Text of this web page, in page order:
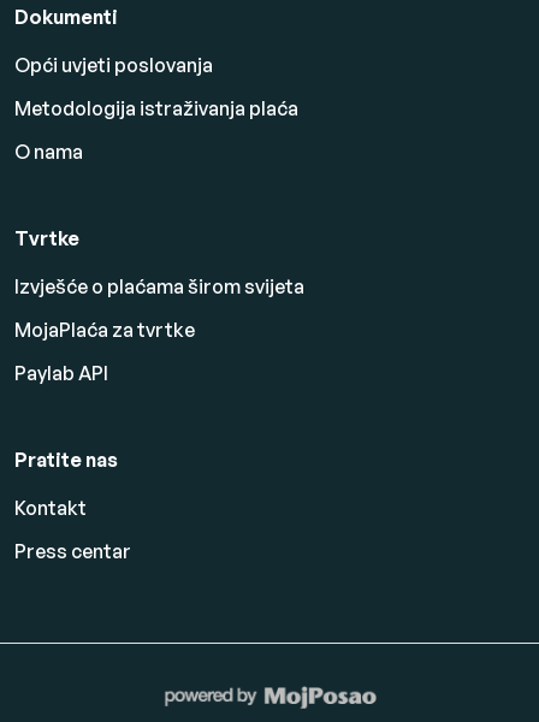
Dokumenti
Opći uvjeti poslovanja
Metodologija istraživanja plaća
O nama
Tvrtke
Izvješće o plaćama širom svijeta
MojaPlaća za tvrtke
Paylab API
Pratite nas
Kontakt
Press centar